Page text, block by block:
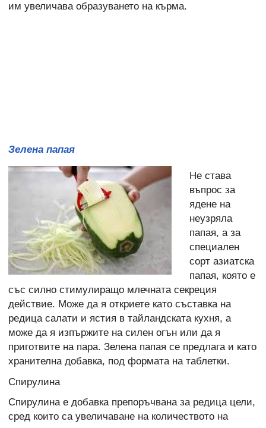
им увеличава образуването на кърма.
Зелена папая
Не става
въпрос за
ядене на
неузряла
папая, а за
специален
сорт азиатска
папая, която е
със силно стимулиращо млечната секреция
действие. Може да я откриете като съставка на
редица салати и ястия в тайландската кухня, а
може да я изпържите на силен огън или да я
приготвите на пара. Зелена папая се предлага и като
хранителна добавка, под формата на таблетки.
Спирулина
Спирулина е добавка препоръчвана за редица цели,
сред които са увеличаване на количеството на